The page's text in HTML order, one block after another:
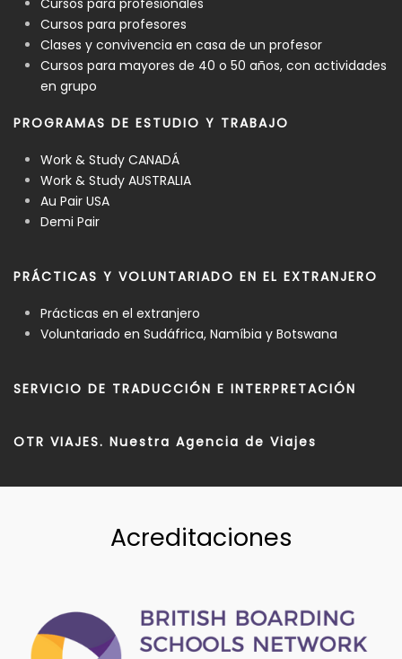
Cursos para profesionales
Cursos para profesores
Clases y convivencia en casa de un profesor
Cursos para mayores de 40 o 50 años, con actividades
en grupo
PROGRAMAS DE ESTUDIO Y TRABAJO
Work & Study CANADÁ
Work & Study AUSTRALIA
Au Pair USA
Demi Pair
PRÁCTICAS Y VOLUNTARIADO EN EL EXTRANJERO
Prácticas en el extranjero
Voluntariado en Sudáfrica, Namíbia y Botswana
SERVICIO DE TRADUCCIÓN E INTERPRETACIÓN
OTR VIAJES. Nuestra Agencia de Viajes
Acreditaciones